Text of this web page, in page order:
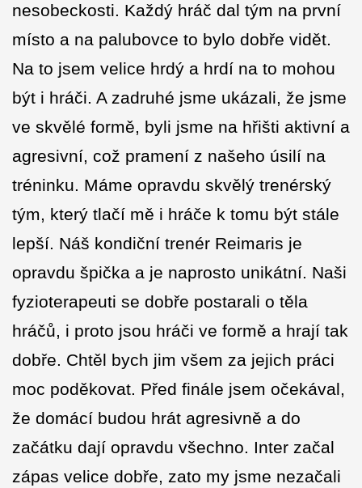
nesobeckosti. Každý hráč dal tým na první
místo a na palubovce to bylo dobře vidět.
Na to jsem velice hrdý a hrdí na to mohou
být i hráči. A zadruhé jsme ukázali, že jsme
ve skvělé formě, byli jsme na hřišti aktivní a
agresivní, což pramení z našeho úsilí na
tréninku. Máme opravdu skvělý trenérský
tým, který tlačí mě i hráče k tomu být stále
lepší. Náš kondiční trenér Reimaris je
opravdu špička a je naprosto unikátní. Naši
fyzioterapeuti se dobře postarali o těla
hráčů, i proto jsou hráči ve formě a hrají tak
dobře. Chtěl bych jim všem za jejich práci
moc poděkovat. Před finále jsem očekával,
že domácí budou hrát agresivně a do
začátku dají opravdu všechno. Inter začal
zápas velice dobře, zato my jsme nezačali